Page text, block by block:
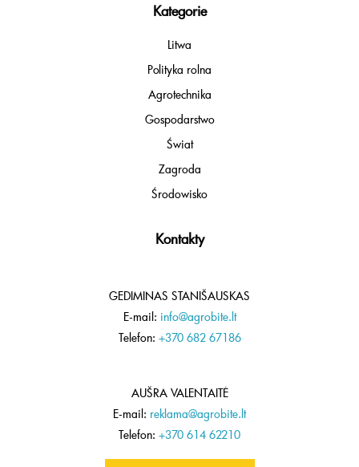
Kategorie
Litwa
Polityka rolna
Agrotechnika
Gospodarstwo
Świat
Zagroda
Środowisko
Kontakty
GEDIMINAS STANIŠAUSKAS
E-mail: info@agrobite.lt
Telefon: +370 682 67186
AUŠRA VALENTAITĖ
E-mail: reklama@agrobite.lt
Telefon: +370 614 62210